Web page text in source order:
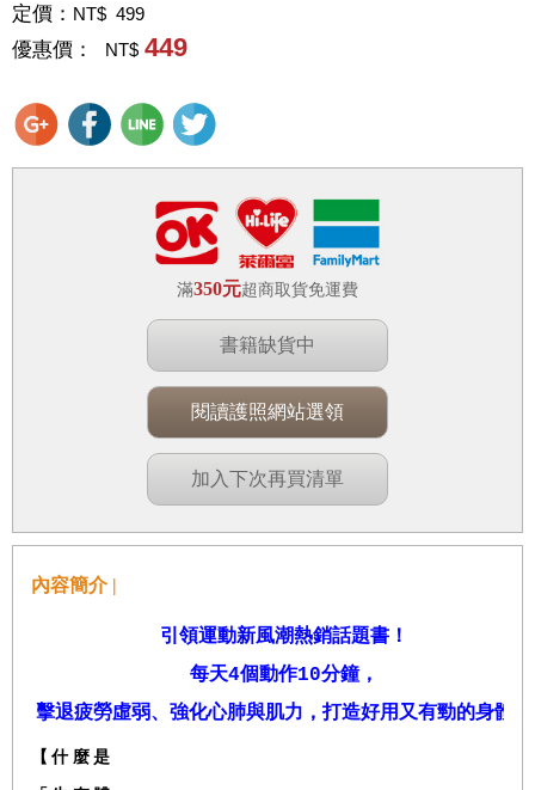
定價： NT$ 499
優惠價： NT$ 449
滿350元超商取貨免運費
書籍缺貨中
閱讀護照網站選領
加入下次再買清單
內容簡介 |
引領運動新風潮熱銷話題書！
每天4個動作10分鐘，
擊退疲勞虛弱、強化心肺與肌力，打造好用又有勁的身體！
【什麼是